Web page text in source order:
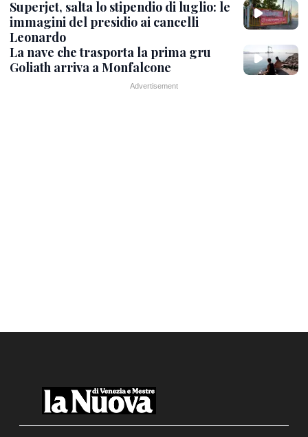
Superjet, salta lo stipendio di luglio: le
immagini del presidio ai cancelli
Leonardo
La nave che trasporta la prima gru
Goliath arriva a Monfalcone